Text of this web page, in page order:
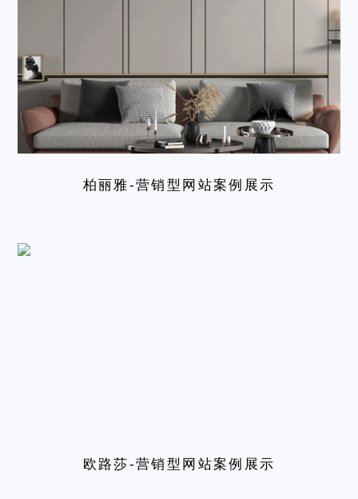
柏丽雅-营销型网站案例展示
欧路莎-营销型网站案例展示